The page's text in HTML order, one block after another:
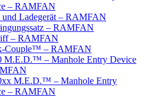
– RAMFAN
Ladegerät – RAMFAN
– RAMFAN
– RAMFAN
Couple™ – RAMFAN
M.E.D.™ – Manhole Entry Device
M.E.D.™ – Manhole Entry
– RAMFAN